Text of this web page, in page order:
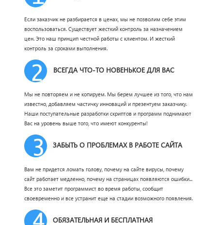
Если заказчик не разбирается в ценах, мы не позволим себе этим
воспользоваться. Существует жесткий контроль за назначением
цен. Это наш принцип честной работы с клиентом. И жесткий
контроль за сроками выполнения.
ВСЕГДА ЧТО-ТО НОВЕНЬКОЕ ДЛЯ ВАС
Мы не повторяем и не копируем. Мы берем лучшее из того, что нам
известно, добавляем частичку инноваций и презентуем заказчику.
Наши поступательные разработки скриптов и программ поднимают
Вас на уровень выше того, что имеют конкуренты!
ЗАБЫТЬ О ПРОБЛЕМАХ В РАБОТЕ САЙТА
Вам не придется ломать голову, почему на сайте вирусы, почему
сайт работает медленно, почему на страницах появляются ошибки...
Все это заметит программист во время работы, сообщит
своевременно и все устранит еще на стадии возможного появления.
ОБЯЗАТЕЛЬНАЯ И БЕСПЛАТНАЯ